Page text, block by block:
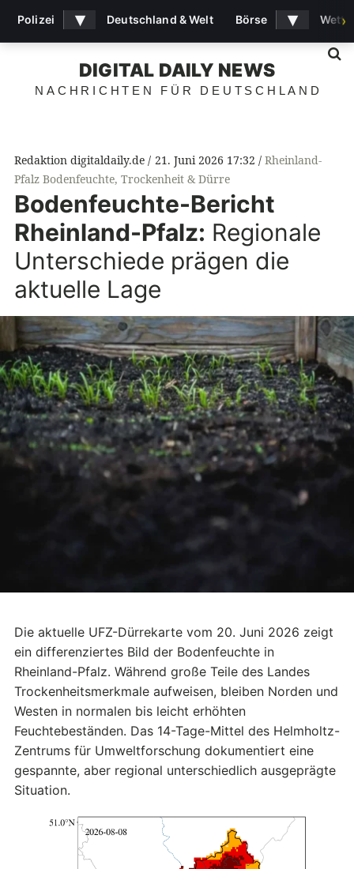
DIGITAL DAILY NEWS
NACHRICHTEN FÜR DEUTSCHLAND
Redaktion digitaldaily.de 21. Juni 2026 17:32
Rheinland-
Pfalz Bodenfeuchte, Trockenheit & Dürre
Bodenfeuchte-Bericht
Rheinland-Pfalz: Regionale
Unterschiede prägen die
aktuelle Lage
Die aktuelle UFZ-Dürrekarte vom 20. Juni 2026 zeigt
ein differenziertes Bild der Bodenfeuchte in
Rheinland-Pfalz. Während große Teile des Landes
Trockenheitsmerkmale aufweisen, bleiben Norden und
Westen in normalen bis leicht erhöhten
Feuchtebeständen. Das 14-Tage-Mittel des Helmholtz-
Zentrums für Umweltforschung dokumentiert eine
gespannte, aber regional unterschiedlich ausgeprägte
Situation.
Polizei ▾ Deutschland & Welt Börse ▾ ›